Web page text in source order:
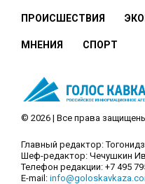
ПРОИСШЕСТВИЯ
МНЕНИЯ СПОРТ
© 2026 | Все права
Главный редактор:
Шеф-редактор: Чечушкин
Телефон редакции: +7 495
E-mail: